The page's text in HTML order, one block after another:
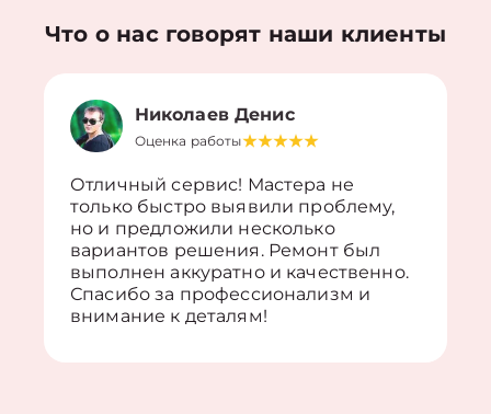
Что о нас говорят наши клиенты
Николаев Денис
Оценка работы
Отличный сервис! Мастера не
только быстро выявили проблему,
но и предложили несколько
вариантов решения. Ремонт был
выполнен аккуратно и качественно.
Спасибо за профессионализм и
внимание к деталям!